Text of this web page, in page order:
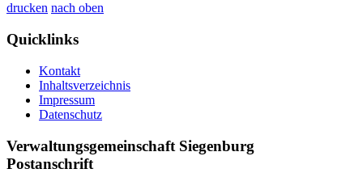
drucken nach oben
Quicklinks
Kontakt
Inhaltsverzeichnis
Impressum
Datenschutz
Verwaltungsgemeinschaft Siegenburg
Postanschrift